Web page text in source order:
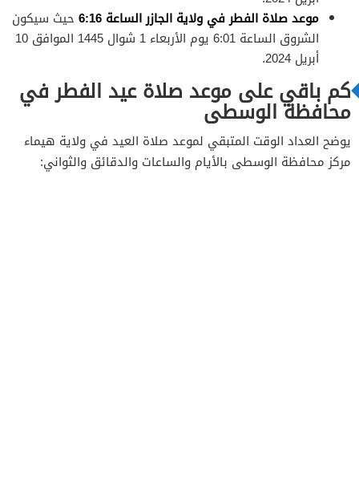
موعد صلاة الفطر في ولاية الجازر الساعة 6:16
حيث سيكون
الشروق الساعة 6:01 يوم الأربعاء 1 شوال 1445 الموافق 10
أبريل 2024.
كم باقي على موعد صلاة عيد الفطر في
محافظة الوسطى
يوضح العداد الوقت المتبقي لموعد صلاة العيد في ولاية هيماء
مركز محافظة الوسطى بالأيام والساعات والدقائق والثواني: